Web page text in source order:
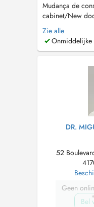
Mudança de
cabinet/New
Fitzgerald
2éme étage
304 365
as 14h-18h
Zie alle
Onmiddelijke
DR.
52
Geen
Bel